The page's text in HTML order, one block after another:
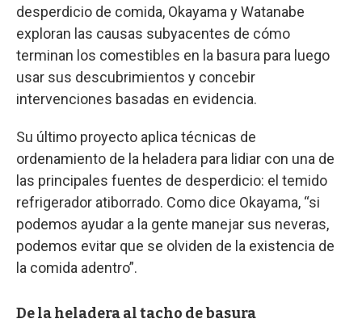
desperdicio de comida, Okayama y Watanabe
exploran las causas subyacentes de cómo
terminan los comestibles en la basura para luego
usar sus descubrimientos y concebir
intervenciones basadas en evidencia.
Su último proyecto aplica técnicas de
ordenamiento de la heladera para lidiar con una de
las principales fuentes de desperdicio: el temido
refrigerador atiborrado. Como dice Okayama, “si
podemos ayudar a la gente manejar sus neveras,
podemos evitar que se olviden de la existencia de
la comida adentro”.
De la heladera al tacho de basura